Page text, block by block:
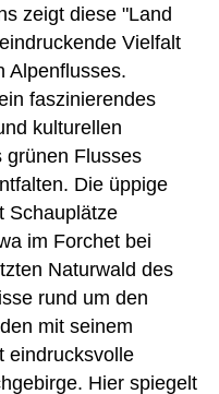
zeigt diese "Land
Vielfalt
Alpenflusses.
faszinierendes
kulturellen
grünen Flusses
Die üppige
Schauplätze
im Forchet bei
Naturwald des
rund um den
mit seinem
eindrucksvolle
Hier spiegelt